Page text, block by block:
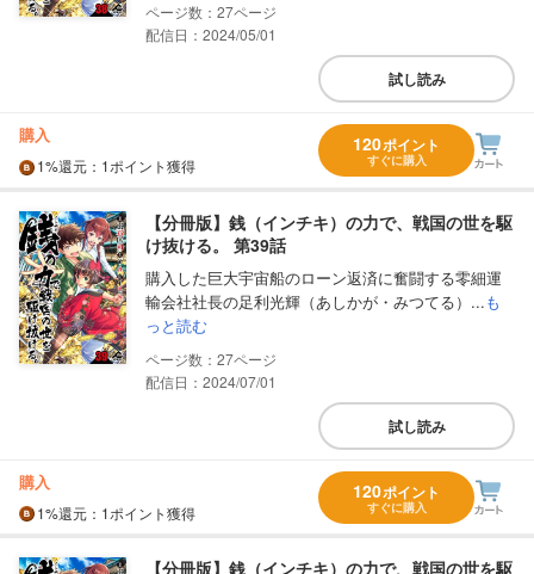
27
配信日：2024/05/01
試し読み
購入
1%還元 ：1ポイント獲得
120ポイント
すぐに購入
【分冊版】銭（インチキ）の力で、戦国の世を駆
け抜ける。 第39話
購入した巨大宇宙船のローン返済に奮闘する零細運
輸会社社長の足利光輝（あしかが・みつてる）...も
っと読む
27
配信日：2024/07/01
試し読み
購入
1%還元 ：1ポイント獲得
120ポイント
すぐに購入
【分冊版】銭（インチキ）の力で、戦国の世を駆